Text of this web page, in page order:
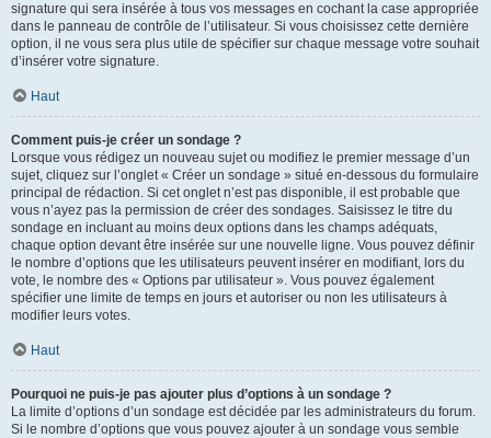
signature qui sera insérée à tous vos messages en cochant la case appropriée
dans le panneau de contrôle de l’utilisateur. Si vous choisissez cette dernière
option, il ne vous sera plus utile de spécifier sur chaque message votre souhait
d’insérer votre signature.
Haut
Comment puis-je créer un sondage ?
Lorsque vous rédigez un nouveau sujet ou modifiez le premier message d’un
sujet, cliquez sur l’onglet « Créer un sondage » situé en-dessous du formulaire
principal de rédaction. Si cet onglet n’est pas disponible, il est probable que
vous n’ayez pas la permission de créer des sondages. Saisissez le titre du
sondage en incluant au moins deux options dans les champs adéquats,
chaque option devant être insérée sur une nouvelle ligne. Vous pouvez définir
le nombre d’options que les utilisateurs peuvent insérer en modifiant, lors du
vote, le nombre des « Options par utilisateur ». Vous pouvez également
spécifier une limite de temps en jours et autoriser ou non les utilisateurs à
modifier leurs votes.
Haut
Pourquoi ne puis-je pas ajouter plus d’options à un sondage ?
La limite d’options d’un sondage est décidée par les administrateurs du forum.
Si le nombre d’options que vous pouvez ajouter à un sondage vous semble